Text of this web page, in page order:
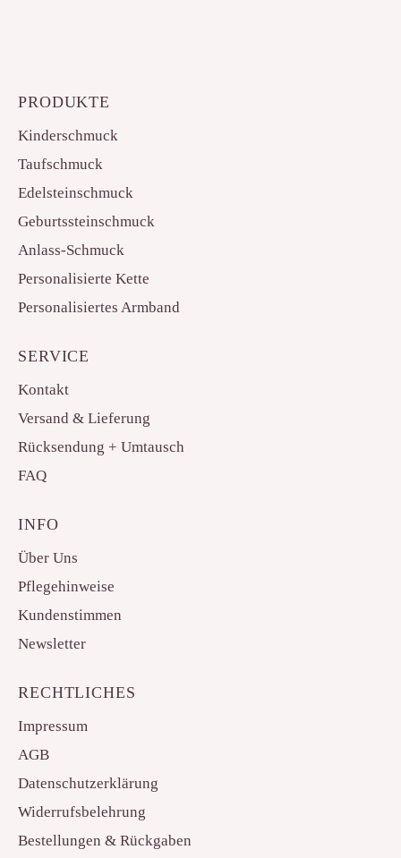
PRODUKTE
Kinderschmuck
Taufschmuck
Edelsteinschmuck
Geburtssteinschmuck
Anlass-Schmuck
Personalisierte Kette
Personalisiertes Armband
SERVICE
Kontakt
Versand & Lieferung
Rücksendung + Umtausch
FAQ
INFO
Über Uns
Pflegehinweise
Kundenstimmen
Newsletter
RECHTLICHES
Impressum
AGB
Datenschutzerklärung
Widerrufsbelehrung
Bestellungen & Rückgaben